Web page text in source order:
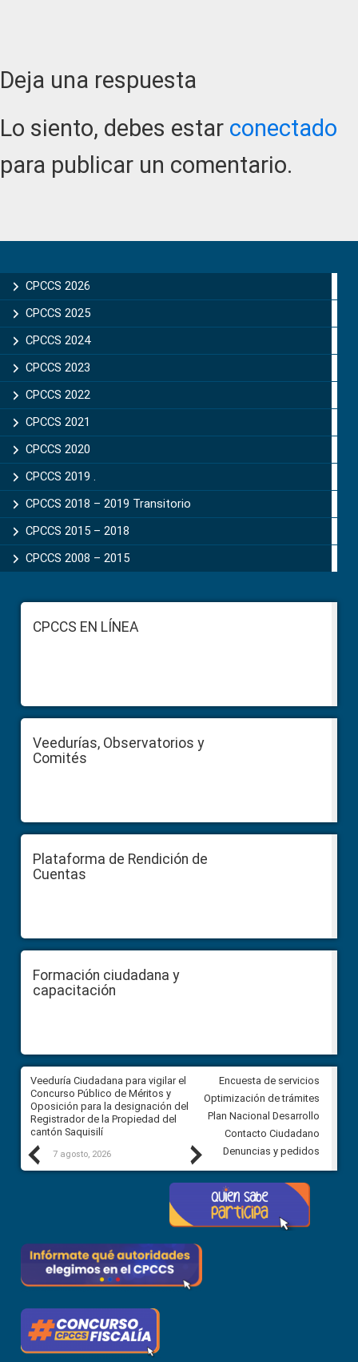
Reader
Interactions
Deja una respuesta
Lo siento, debes estar conectado
para publicar un comentario.
Sidebar
CPCCS 2026
CPCCS 2025
CPCCS 2024
CPCCS 2023
CPCCS 2022
CPCCS 2021
CPCCS 2020
CPCCS 2019 .
CPCCS 2018 – 2019 Transitorio
CPCCS 2015 – 2018
CPCCS 2008 – 2015
FooterCPCCS EN LÍNEA
Veedurías, Observatorios y
Comités
Plataforma de Rendición de
Cuentas
Formación ciudadana y
capacitación
Previous
Veeduría Ciudadana para vigilar el
Concurso Público de Méritos y
Oposición para la designación del
Registrador de la Propiedad del
cantón Saquisilí
7 agosto, 2026
Veeduría Ciudadana para
construcción del asfaltado de
Ballenita del cantón Santa
7 agosto, 2026
Next
Encuesta de servicios
Optimización de trámites
Plan Nacional Desarrollo
Contacto Ciudadano
Denuncias y pedidos